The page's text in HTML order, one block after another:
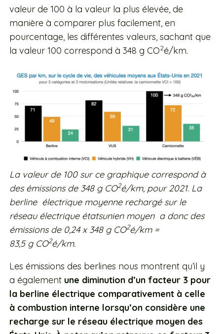
valeur de 100 à la valeur la plus élevée, de
manière à comparer plus facilement, en
pourcentage, les différentes valeurs, sachant que
la valeur 100 correspond à 348 g CO2é/km.
La valeur de 100 sur ce graphique correspond à
des émissions de 348 g CO2é/km, pour 2021. La
berline électrique moyenne rechargé sur le
réseau électrique étatsunien moyen a donc des
émissions de 0,24 x 348 g CO2é/km =
83,5 g CO2é/km.
Les émissions des berlines nous montrent qu’il y
a également une diminution d’un facteur 3 pour
la berline électrique comparativement à celle
à combustion interne lorsqu’on considère une
recharge sur le réseau électrique moyen des